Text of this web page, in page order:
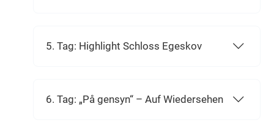
5. Tag: Highlight Schloss Egeskov
6. Tag: „På gensyn“ – Auf Wiedersehen